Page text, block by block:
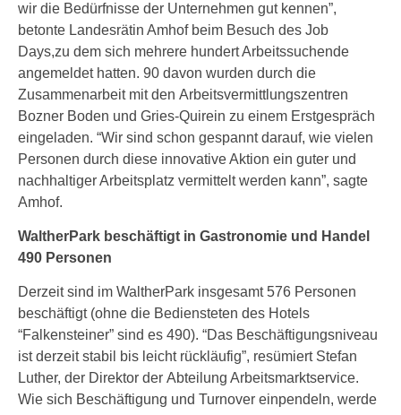
wir die Bedürfnisse der Unternehmen gut kennen”,
betonte Landesrätin Amhof beim Besuch des Job
Days,zu dem sich mehrere hundert Arbeitssuchende
angemeldet hatten. 90 davon wurden durch die
Zusammenarbeit mit den Arbeitsvermittlungszentren
Bozner Boden und Gries-Quirein zu einem Erstgespräch
eingeladen. “Wir sind schon gespannt darauf, wie vielen
Personen durch diese innovative Aktion ein guter und
nachhaltiger Arbeitsplatz vermittelt werden kann”, sagte
Amhof.
WaltherPark beschäftigt in Gastronomie und Handel
490 Personen
Derzeit sind im WaltherPark insgesamt 576 Personen
beschäftigt (ohne die Bediensteten des Hotels
“Falkensteiner” sind es 490). “Das Beschäftigungsniveau
ist derzeit stabil bis leicht rückläufig”, resümiert Stefan
Luther, der Direktor der Abteilung Arbeitsmarktservice.
Wie sich Beschäftigung und Turnover einpendeln, werde